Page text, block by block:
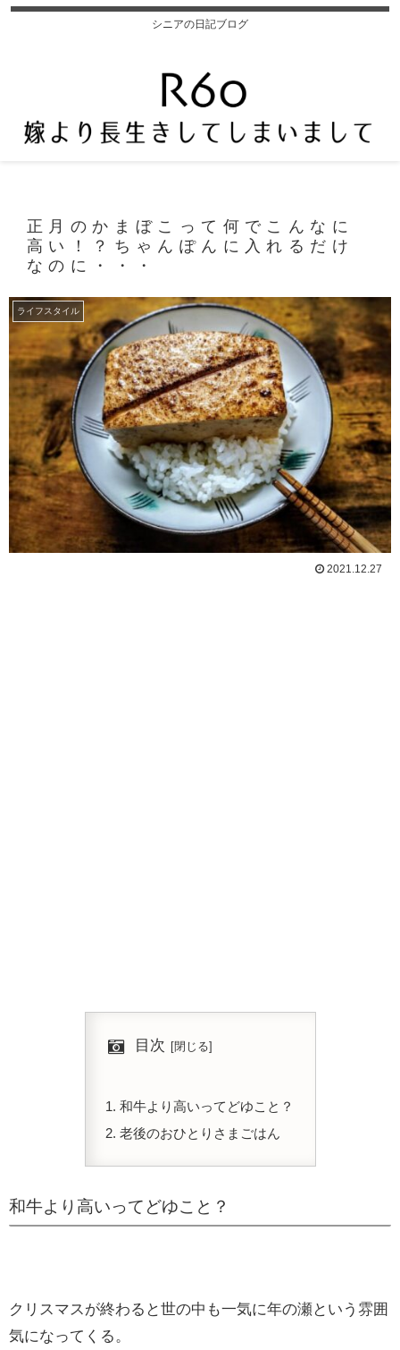
シニアの日記ブログ
正月のかまぼこって何でこんなに
高い！？ちゃんぽんに入れるだけ
なのに・・・
ライフスタイル
2021.12.27
目次
和牛より高いってどゆこと？
老後のおひとりさまごはん
和牛より高いってどゆこと？
クリスマスが終わると世の中も一気に年の瀬という雰囲
気になってくる。